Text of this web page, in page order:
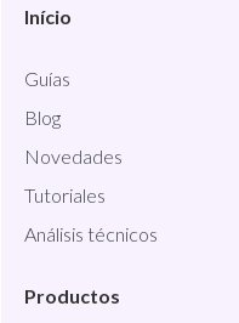
Início
Guías
Blog
Novedades
Tutoriales
Análisis técnicos
Productos